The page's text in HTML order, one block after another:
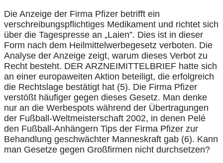
Die Anzeige der Firma Pfizer betrifft ein
verschreibungspflichtiges Medikament und richtet sich
über die Tagespresse an „Laien”. Dies ist in dieser
Form nach dem Heilmittelwerbegesetz verboten. Die
Analyse der Anzeige zeigt, warum dieses Verbot zu
Recht besteht. DER ARZNEIMITTELBRIEF hatte sich
an einer europaweiten Aktion beteiligt, die erfolgreich
die Rechtslage bestätigt hat (5). Die Firma Pfizer
verstößt häufiger gegen dieses Gesetz. Man denke
nur an die Werbespots während der Übertragungen
der Fußball-Weltmeisterschaft 2002, in denen Pelé
den Fußball-Anhängern Tips der Firma Pfizer zur
Behandlung geschwächter Manneskraft gab (6). Kann
man Gesetze gegen Großfirmen nicht durchsetzen?